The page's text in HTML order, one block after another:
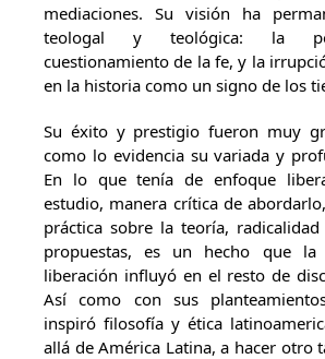
mediaciones. Su visión ha
teologal y teológica: la
cuestionamiento de la fe, y la
en la historia como un signo de los
Su éxito y prestigio fueron muy
como lo evidencia su variada y
En lo que tenía de enfoque
estudio, manera crítica de
práctica sobre la teoría,
propuestas, es un hecho que
liberación influyó en el resto de
Así como con sus
inspiró filosofía y ética
allá de América Latina, a hacer otro